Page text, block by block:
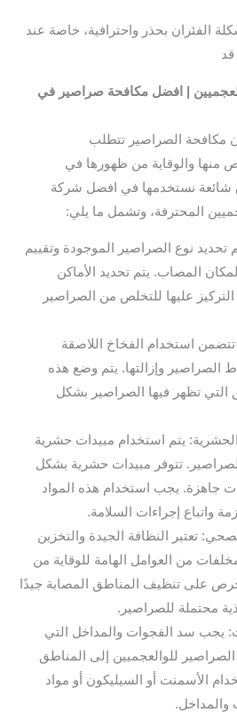
الفئران بحذر واحترافية، خاصة عند
| افضل مكافحة صراصير في
مكافحة الصراصير تتطلب
منها والوقاية من ظهورها في
شائعة نستخدمها في افضل شركة
المحترفة، وتشمل ما يلي:
تحديد نوع الصراصير الموجودة وتقييم
المصاب. يتم تحديد الأماكن
عليها للتخلص من الصراصير
تتضمن استخدام الفخاخ اللاصقة
الصراصير وإزالتها. يتم وضع هذه
التي تظهر فيها الصراصير بشكل
يتم استخدام مبيدات حشرية
تتوفر مبيدات حشرية بشكل
جاهزة. يجب استخدام هذه المواد
واتباع إجراءات السلامة.
تعتبر النظافة الجيدة والتخزين
من العوامل الهامة للوقاية من
على تنظيف المناطق المصابة جيدًا
محتملة للصراصير.
يجب سد الفجوات والمداخل التي
للوالعجميين إلى المناطق
الأسمنت أو السيليكون أو مواد